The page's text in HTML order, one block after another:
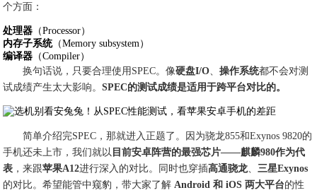
个方面：
处理器 （Processor）
内存子系统（Memory subsystem）
编译器 （Compiler）
换句话说，只要合理使用SPEC。像硬盘I/O、操作系统都不会对测
试成绩产生太大影响。SPEC的测试成绩是适用于跨平台对比的。
简单介绍完SPEC，那就进入正题了。因为骁龙855和Exynos 9820的
手机还未上市，我们就以 目前安卓阵营的最强芯片——麒麟980作为代
表 ，来跟苹果A12进行深入的对比。同时也穿插高通骁龙、三星Exynos
的对比。希望能管中窥豹，带大家了解Android 和 iOS 两大平台的性